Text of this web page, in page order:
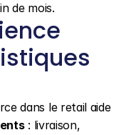
de mois.
dans le retail aide
: livraison,